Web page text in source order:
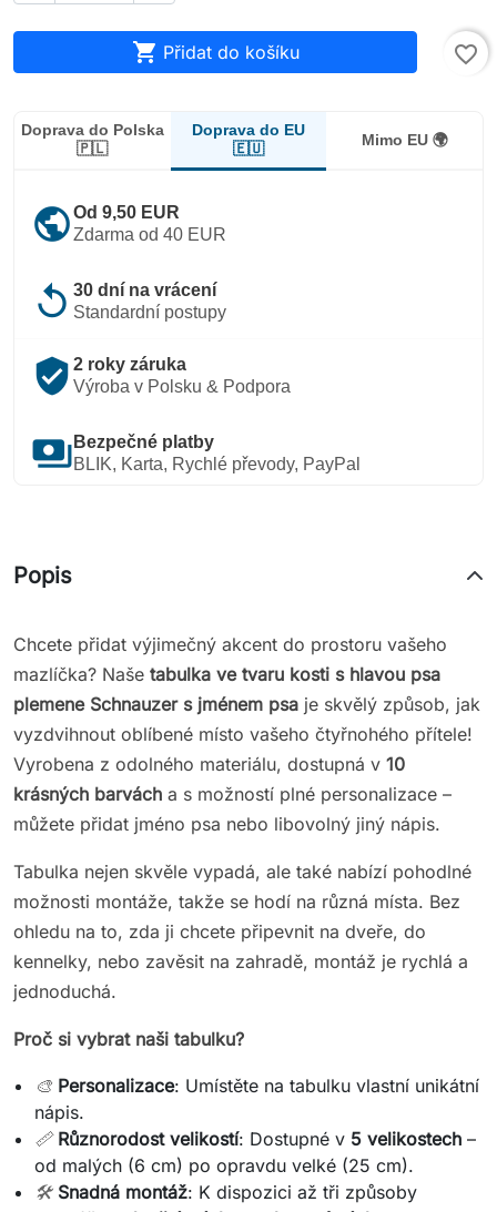
 Přidat do košíku favorite_border
Doprava do Polska
🇵🇱
Doprava do EU
🇪🇺
Mimo EU 🌍
publicOd 9,50 EUR
Zdarma od 40 EUR
replay 30 dní na vrácení
Standardní postupy
verified_user 2 roky záruka
Výroba v Polsku & Podpora
payments Bezpečné platby
BLIK, Karta, Rychlé převody, PayPal
Popis
Chcete přidat výjimečný akcent do prostoru vašeho
mazlíčka? Naše tabulka ve tvaru kosti s hlavou psa
plemene Schnauzer s jménem psa je skvělý způsob, jak
vyzdvihnout oblíbené místo vašeho čtyřnohého přítele!
Vyrobena z odolného materiálu, dostupná v 10
krásných barvách a s možností plné personalizace –
můžete přidat jméno psa nebo libovolný jiný nápis.
Tabulka nejen skvěle vypadá, ale také nabízí pohodlné
možnosti montáže, takže se hodí na různá místa. Bez
ohledu na to, zda ji chcete připevnit na dveře, do
kennelky, nebo zavěsit na zahradě, montáž je rychlá a
jednoduchá.
Proč si vybrat naši tabulku?
🎨 Personalizace: Umístěte na tabulku vlastní unikátní
nápis.
📏 Různorodost velikostí: Dostupné v 5 velikostech –
od malých (6 cm) po opravdu velké (25 cm).
🛠️ Snadná montáž: K dispozici až tři způsoby